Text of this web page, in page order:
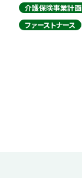
介護保険事業計画
ファーストナース